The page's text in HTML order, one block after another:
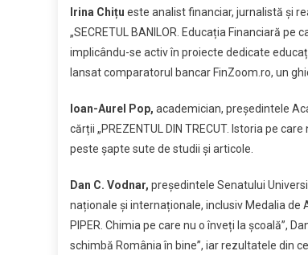
Irina Chițu este analist financiar, jurnalistă și
„SECRETUL BANILOR. Educația Financiară
implicându-se activ în proiecte dedicate
lansat comparatorul bancar FinZoom.ro, un
Ioan-Aurel Pop, academician, președintele
cărții „PREZENTUL DIN TRECUT. Istoria pe
peste șapte sute de studii și articole.
Dan C. Vodnar, președintele Senatului
naționale și internaționale, inclusiv Medalia de
PIPER. Chimia pe care nu o înveți la școală”,
schimbă România în bine”, iar rezultatele din